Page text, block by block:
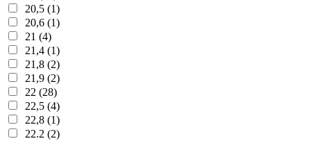
20,5 (1)
20,6 (1)
21 (4)
21,4 (1)
21,8 (2)
21,9 (2)
22 (28)
22,5 (4)
22,8 (1)
22.2 (2)